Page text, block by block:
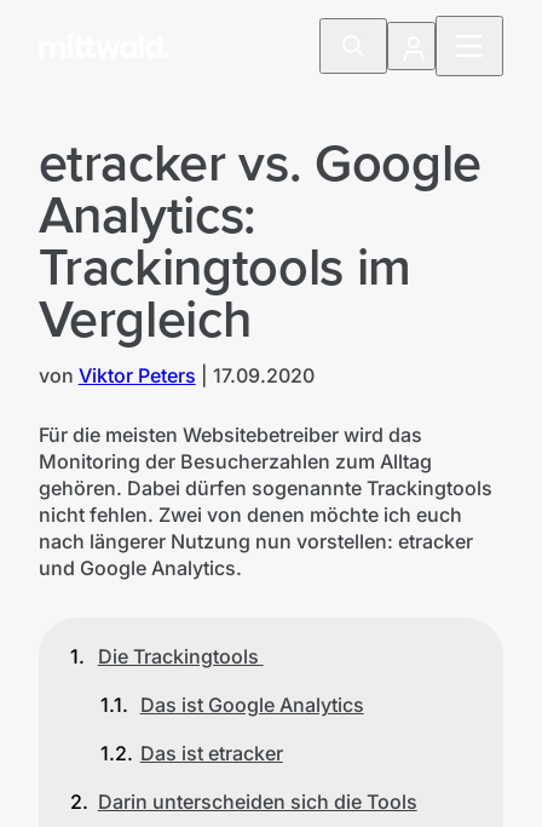
etracker vs. Google
Analytics:
Trackingtools im
Vergleich
von Viktor Peters 17.09.2020
Für die meisten Websitebetreiber wird das
Monitoring der Besucherzahlen zum Alltag
gehören. Dabei dürfen sogenannte Trackingtools
nicht fehlen. Zwei von denen möchte ich euch
nach längerer Nutzung nun vorstellen: etracker
und Google Analytics.
Die Trackingtools
Das ist Google Analytics
Das ist etracker
Darin unterscheiden sich die Tools